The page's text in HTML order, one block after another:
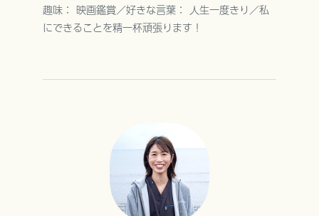
趣味： 映画鑑賞／好きな言葉： 人生一度きり／私
にできることを精一杯頑張ります！